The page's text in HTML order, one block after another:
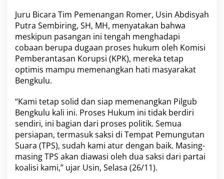
T
e
t
a
p
S
l
M
e
a
n
g
k
a
n
Juru Bicara Tim Pemenangan Romer, Usin Abdisyah
Putra Sembiring, SH, MH, menyatakan bahwa
meskipun pasangan ini tengah menghadapi
cobaan berupa dugaan proses hukum oleh Komisi
Pemberantasan Korupsi (KPK), mereka tetap
optimis mampu memenangkan hati masyarakat
Bengkulu.
“Kami tetap solid dan siap memenangkan Pilgub
Bengkulu kali ini. Proses Hukum ini tidak berdiri
sendiri, ini bagian dari proses politik. Semua
persiapan, termasuk saksi di Tempat Pemungutan
Suara (TPS), sudah kami atur dengan baik. Masing-
masing TPS akan diawasi oleh dua saksi dari partai
koalisi kami,” ujar Usin, Selasa (26/11).